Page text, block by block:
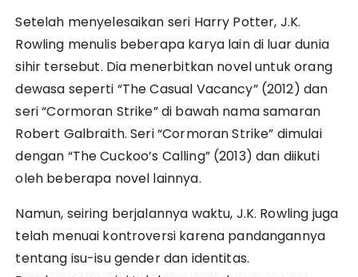
Setelah menyelesaikan seri Harry Potter, J.K.
Rowling menulis beberapa karya lain di luar dunia
sihir tersebut. Dia menerbitkan novel untuk orang
dewasa seperti “The Casual Vacancy” (2012) dan
seri “Cormoran Strike” di bawah nama samaran
Robert Galbraith. Seri “Cormoran Strike” dimulai
dengan “The Cuckoo’s Calling” (2013) dan diikuti
oleh beberapa novel lainnya.
Namun, seiring berjalannya waktu, J.K. Rowling juga
telah menuai kontroversi karena pandangannya
tentang isu-isu gender dan identitas.